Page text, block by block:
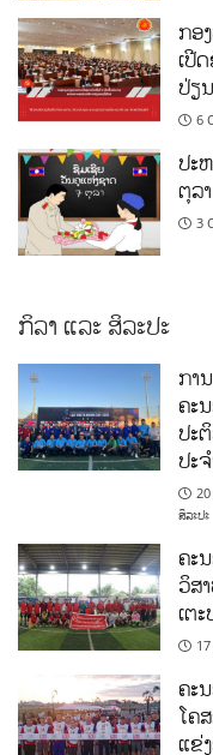
ກອ
ເປີ
ປ່ຽ
6
ປະ
ຕຸລ
3
ກິລາ ແລະ ສິລະປະ
ກາ
ຄະ
ປະ
ປະ
ສິລະປະ
ຄະ
ວິສ
ເຕ
ຄະ
ໂຄ
ແຂ່